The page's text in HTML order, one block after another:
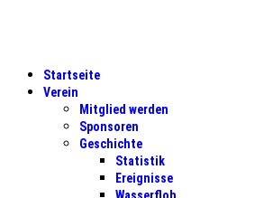
Mitglied werden
Geschichte
Statistik
Ereignisse
Wasserfloh
Vorstand